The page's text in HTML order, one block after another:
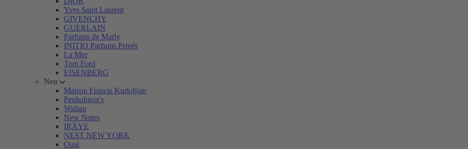
Yves Saint Laurent
GIVENCHY
GUERLAIN
Parfums de Marly
INITIO Parfums Privés
La Mer
Tom Ford
EISENBERG
Neu
Maison Francis Kurkdjian
Penhaligon's
Widian
New Notes
IRÄYE
NEST NEW YORK
Ouai